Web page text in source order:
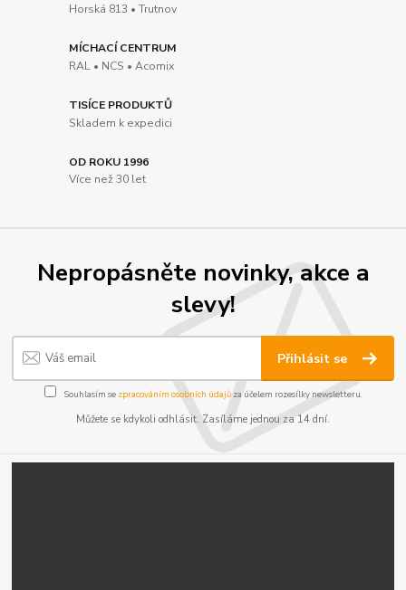
Horská 813 • Trutnov
MÍCHACÍ CENTRUM
RAL • NCS • Acomix
TISÍCE PRODUKTŮ
Skladem k expedici
OD ROKU 1996
Více než 30 let
Nepropásněte novinky, akce a
slevy!
Přihlásit se
Souhlasím se zpracováním osobních údajůza účelem rozesílky newsletteru.
Můžete se kdykoli odhlásit. Zasíláme jednou za 14 dní.